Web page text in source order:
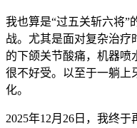
我也算是“过五关斩六将”
战。尤其是面对复杂治疗
的下颌关节酸痛，机器喷
很不好受。以至于一躺上
化。
2025年12月26日，我终